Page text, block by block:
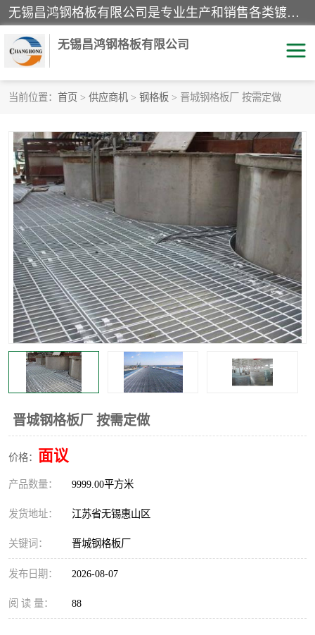
无锡昌鸿钢格板有限公司是专业生产和销售各类镀锌钢格板、镀锌钢格栅、不锈钢钢格及其相关产品的现代化企业。公司产品广泛运用于石油、化工、港口、电力、运输、造纸、医药、钢铁、食品、市政、房地产、制造业等各个领域。
无锡昌鸿钢格板有限公司
当前位置： 首页 > 供应商机 > 钢格板 > 晋城钢格板厂 按需定做
晋城钢格板厂 按需定做
价格： 面议
产品数量： 9999.00平方米
发货地址： 江苏省无锡惠山区
关键词： 晋城钢格板厂
发布日期： 2026-08-07
阅 读 量： 88
踏步板 水沟盖板
栏杆
齿形钢格板 钢格板
热镀锌钢格板 复合钢格板
钢格栅踏步板 插接钢格板
整流格栅